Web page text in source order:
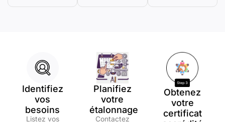
Identifiez
vos
besoins
Listez vos
Planifiez
votre
étalonnage
Contactez
Obtenez
votre
certificat